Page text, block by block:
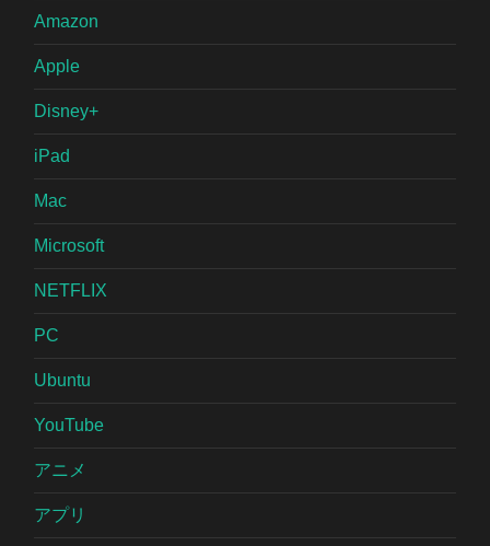
Amazon
Apple
Disney+
iPad
Mac
Microsoft
NETFLIX
PC
Ubuntu
YouTube
アニメ
アプリ